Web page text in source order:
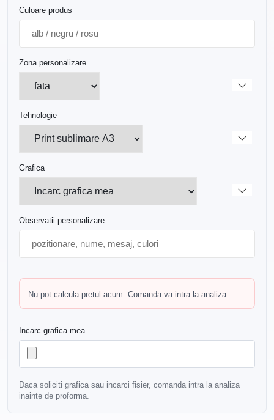
Culoare produs
Zona personalizare
Tehnologie
Grafica
Observatii personalizare
Nu pot calcula pretul acum. Comanda va intra la analiza.
Incarc grafica mea
Daca soliciti grafica sau incarci fisier, comanda intra la analiza
inainte de proforma.